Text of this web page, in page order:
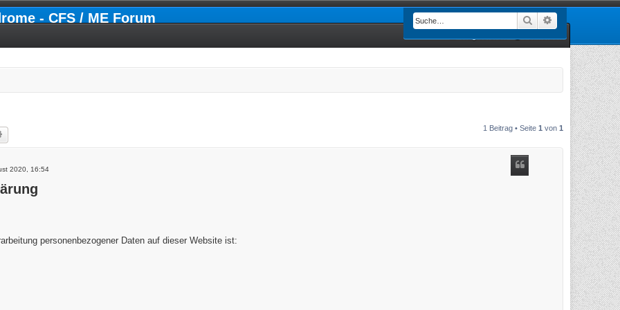
- CFS / ME Forum Suche
1 Beitrag • Seite 1 von 1
2020, 16:54
personenbezogener Daten auf dieser Website ist: